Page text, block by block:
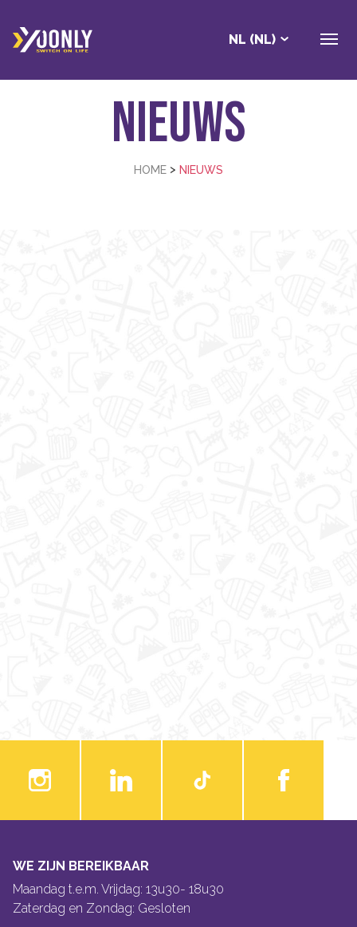
NL (NL)
Nieuws
HOME > NIEUWS
WE ZIJN BEREIKBAAR
Maandag t.e.m. Vrijdag: 13u30- 18u30
Zaterdag en Zondag: Gesloten